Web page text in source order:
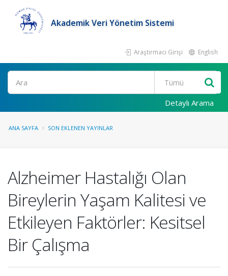
Akademik Veri Yönetim Sistemi
Araştırmacı Girişi English
Ara
Detaylı Arama
ANA SAYFA SON EKLENEN YAYINLAR
Alzheimer Hastalığı Olan
Bireylerin Yaşam Kalitesi ve
Etkileyen Faktörler: Kesitsel
Bir Çalışma